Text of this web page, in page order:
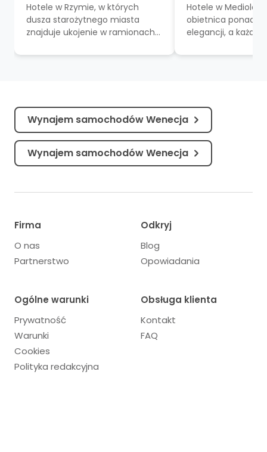
Hotele w Rzymie, w których
dusza starożytnego miasta
znajduje ukojenie w ramionach
wyryte w kamieniu wersety
Hotele w
obietnica
elegancji, a każdy
pulsujące bicie
Wynajem samochodów Wenecja
Wynajem samochodów Wenecja
Firma
O nas
Partnerstwo
Odkryj
Blog
Opowiadania
Ogólne warunki
Prywatność
Warunki
Cookies
Polityka redakcyjna
Obsługa klienta
Kontakt
FAQ